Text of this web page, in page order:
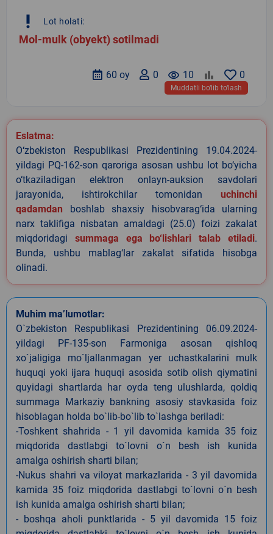
priority_high Lot holati:
Mol-mulk (obyekt) sotilmadi
0
remove_red_eye 10
0
60 oy
Muddatli bo‘lib to‘lash
Eslatma:
O‘zbekiston Respublikasi Prezidentining 19.04.2024-
yildagi PQ-162-son qaroriga asosan ushbu lot bo‘yicha
o‘tkaziladigan elektron onlayn-auksion savdolari
jarayonida, ishtirokchilar tomonidan uchinchi
qadamdan boshlab shaxsiy hisobvarag‘ida ularning
narx taklifiga nisbatan amaldagi (25.0) foizi zakalat
miqdoridagi summaga ega bo‘lishlari talab etiladi.
Bunda, ushbu mablag‘lar zakalat sifatida hisobga
olinadi.
Muhim ma’lumotlar:
O`zbekiston Respublikasi Prezidentining 06.09.2024-
yildagi PF-135-son Farmoniga asosan qishloq
xo`jaligiga mo`ljallanmagan yer uchastkalarini mulk
huquqi yoki ijara huquqi asosida sotib olish qiymatini
quyidagi shartlarda har oyda teng ulushlarda, qoldiq
summaga Markaziy bankning asosiy stavkasida foiz
hisoblagan holda bo`lib-bo`lib to`lashga beriladi:
-Toshkent shahrida - 1 yil davomida kamida 35 foiz
miqdorida dastlabgi to`lovni o`n besh ish kunida
amalga oshirish sharti bilan;
-Nukus shahri va viloyat markazlarida - 3 yil davomida
kamida 35 foiz miqdorida dastlabgi to`lovni o`n besh
ish kunida amalga oshirish sharti bilan;
- boshqa aholi punktlarida - 5 yil davomida 15 foiz